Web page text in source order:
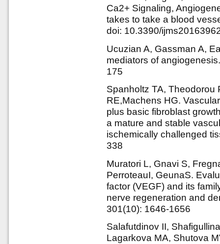
Ca2+ Signaling,
takes to take a blood
doi: 10.3390/
Ucuzian A, Gassman A,
mediators of
175
Spanholtz TA, Theodorou
RE,Machens HG.
plus basic fibroblast
a mature and stable
ischemically challenged
338
Muratori L, Gnavi S,
PerroteauI, GeunaS.
factor (VEGF) and its
nerve regeneration and
301(10): 1646-1656
Salafutdinov II,
Lagarkova MA, Shutova